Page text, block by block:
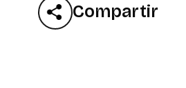
Compartir